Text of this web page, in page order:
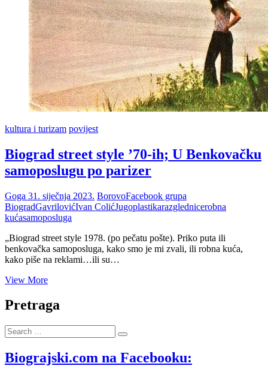
kultura i turizam povijest
Biograd street style ’70-ih; U Benkovačku
samoposlugu po parizer
Goga 31. siječnja 2023. BorovoFacebook grupa
BiogradGavrilovićIvan ColićJugoplastikarazglednicerobna
kućasamoposluga
„Biograd street style 1978. (po pečatu pošte). Priko puta ili
benkovačka samoposluga, kako smo je mi zvali, ili robna kuća,
kako piše na reklami…ili su…
View MoreBiograd
style
’70-
samoposlugu
po
Pretraga
Search
…
Biograjski.com na Facebooku: